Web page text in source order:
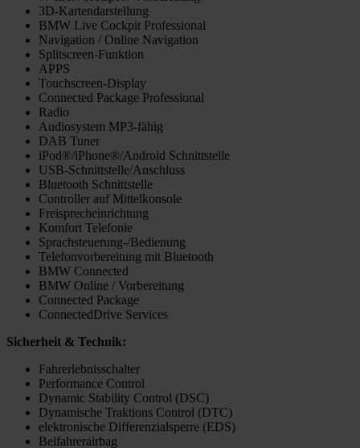
3D-Kartendarstellung
BMW Live Cockpit Professional
Navigation / Online Navigation
Splitscreen-Funktion
APPS
Touchscreen-Display
Connected Package Professional
Radio
Audiosystem MP3-fähig
DAB Tuner
iPod®/iPhone®/Android Schnittstelle
USB-Schnittstelle/Anschluss
Bluetooth Schnittstelle
Controller auf Mittelkonsole
Freisprecheinrichtung
Komfort Telefonie
Sprachsteuerung-/Bedienung
Telefonvorbereitung mit Bluetooth
BMW Connected
BMW Online / Vorbereitung
Connected Package
ConnectedDrive Services
Sicherheit & Technik:
Fahrerlebnisschalter
Performance Control
Dynamic Stability Control (DSC)
Dynamische Traktions Control (DTC)
elektronische Differenzialsperre (EDS)
Beifahrerairbag